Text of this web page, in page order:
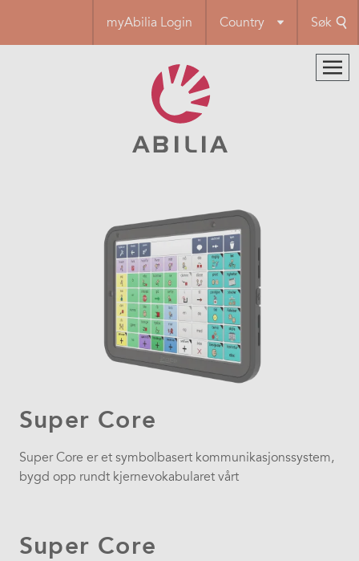
hovedinnhold
myAbilia Login Country Søk
Super Core
Super Core er et symbolbasert kommunikasjonssystem,
bygd opp rundt kjernevokabularet vårt
Super Core